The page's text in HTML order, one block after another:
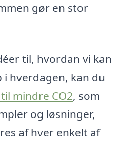
gør en stor
til, hvordan vi kan
i hverdagen, kan du
mindre CO2, som
og løsninger,
af hver enkelt af